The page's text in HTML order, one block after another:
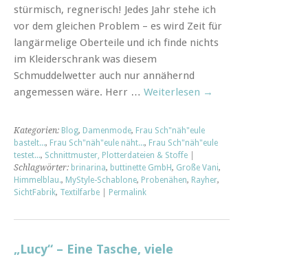
stürmisch, regnerisch! Jedes Jahr stehe ich
vor dem gleichen Problem – es wird Zeit für
langärmelige Oberteile und ich finde nichts
im Kleiderschrank was diesem
Schmuddelwetter auch nur annähernd
angemessen wäre. Herr … Weiterlesen →
Kategorien: Blog, Damenmode, Frau Sch"näh"eule
bastelt..., Frau Sch"näh"eule näht..., Frau Sch"näh"eule
testet..., Schnittmuster, Plotterdateien & Stoffe
Schlagwörter: brinarina, buttinette GmbH, Große Vani,
Himmelblau., MyStyle-Schablone, Probenähen, Rayher,
SichtFabrik, Textilfarbe Permalink
„Lucy“ – Eine Tasche, viele